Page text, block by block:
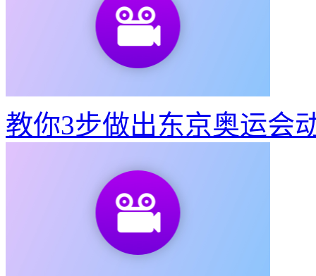
教你3步做出东京奥运会
教你3步做出东京奥运会